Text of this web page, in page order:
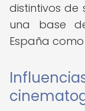
distintivos de
una base
España